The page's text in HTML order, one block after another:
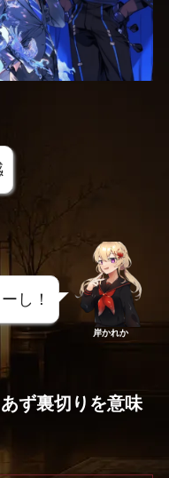
し！
岸かれか
ず裏切りを意味